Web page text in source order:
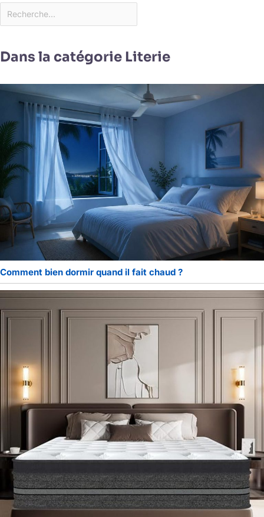
ce soit pour soulager le
détente, améliorer le
sommeil ou stimuler
l'humeur. Notre diffuseur
exploite le pouvoir de
l'aromathérapie pour
vous aider à créer
l'atmosphère souhaitée
et promouvoir votre
bien-être global. Idée
cadeau parfaite avec un
service client convivial :
Vous cherchez un
cadeau réfléchi ? Notre
diffuseur nordique
compact est un choix de
cadeau idéal. Sa
polyvalence, son design
élégant et ses effets
puissants en font un
cadeau unique et
précieux qui suscitera la
curiosité de tous. De
plus, notre service client
convivial garantit une
expérience fluide et une
satisfaction client.
Dans la catégorie Literie
Comment bien dormir quand il fait chaud ?